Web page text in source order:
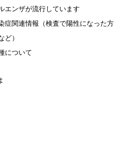
エンザが流行しています
症関連情報（検査で陽性になった方
ど）
について